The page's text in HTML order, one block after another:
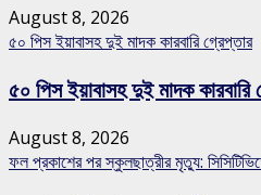
August 8, 2026
৫০ পিস ইয়াবাসহ দুই মাদক কারবারি গ্রেপ্তার
৫০ পিস ইয়াবাসহ দুই মাদক কারবারি
August 8, 2026
ফল প্রকাশের পর স্কুলছাত্রীর মৃত্যু: